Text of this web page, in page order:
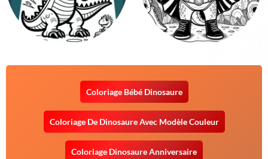
Coloriage Bébé Dinosaure
Coloriage De Dinosaure Avec Modèle Couleur
Coloriage Dinosaure Anniversaire